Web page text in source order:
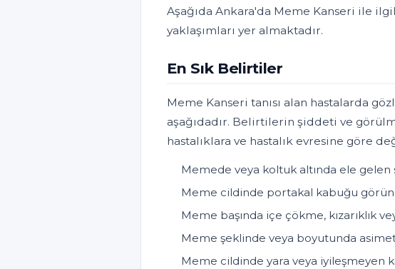
Aşağıda Ankara'da Meme Kanseri ile
yaklaşımları yer almaktadır.
En Sık Belirtiler
Meme Kanseri tanısı alan hastalarda
aşağıdadır. Belirtilerin şiddeti ve
hastalıklara ve hastalık evresine göre
Memede veya koltuk altında ele gelen
Meme cildinde portakal kabuğu
Meme başında içe çökme, kızarıklık
Meme şeklinde veya boyutunda
Meme cildinde yara veya iyileşmeyen